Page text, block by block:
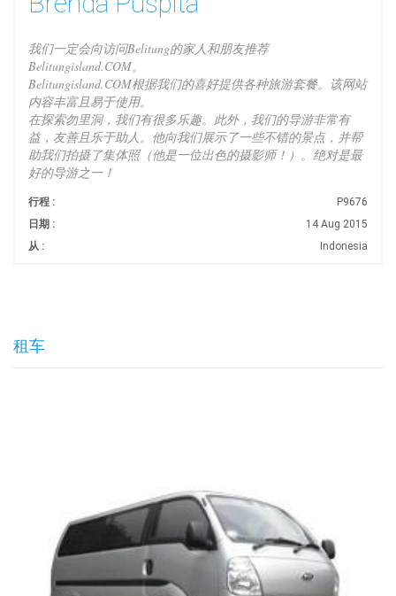
我们一定会向访问Belitung的家人和朋友推荐
Belitungisland.COM。
Belitungisland.COM根据我们的喜好提供各种旅游套餐。该网站
内容丰富且易于使用。
在探索勿里洞，我们有很多乐趣。此外，我们的导游非常有
益，友善且乐于助人。他向我们展示了一些不错的景点，并帮
助我们拍摄了集体照（他是一位出色的摄影师！）。绝对是最
好的导游之一！
行程 :
P9676
日期 :
14 Aug 2015
从 :
Indonesia
租车